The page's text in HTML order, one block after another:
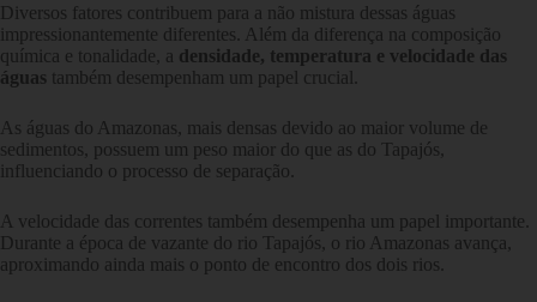
Diversos fatores contribuem para a não mistura dessas águas
impressionantemente diferentes. Além da diferença na composição
química e tonalidade, a densidade, temperatura e velocidade das
águas também desempenham um papel crucial.
As águas do Amazonas, mais densas devido ao maior volume de
sedimentos, possuem um peso maior do que as do Tapajós,
influenciando o processo de separação.
A velocidade das correntes também desempenha um papel importante.
Durante a época de vazante do rio Tapajós, o rio Amazonas avança,
aproximando ainda mais o ponto de encontro dos dois rios.